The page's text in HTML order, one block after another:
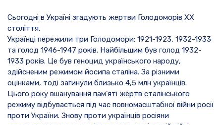
Сьогодні в Україні згадують жертви Голодоморів ХХ
століття.
Українці пережили три Голодомори: 1921-1923, 1932-1933
та голод 1946-1947 років. Найбільшим був голод 1932-
1933 років. Це був геноцид українського народу,
здійсненим режимом йосипа сталіна. За різними
оцінками, тоді загинули близько 4,5 млн українців.
Цього року вшанування пам’яті жертв сталінського
режиму відбувається під час повномасштабної війни росії
проти України. Знову проти українців росіяни